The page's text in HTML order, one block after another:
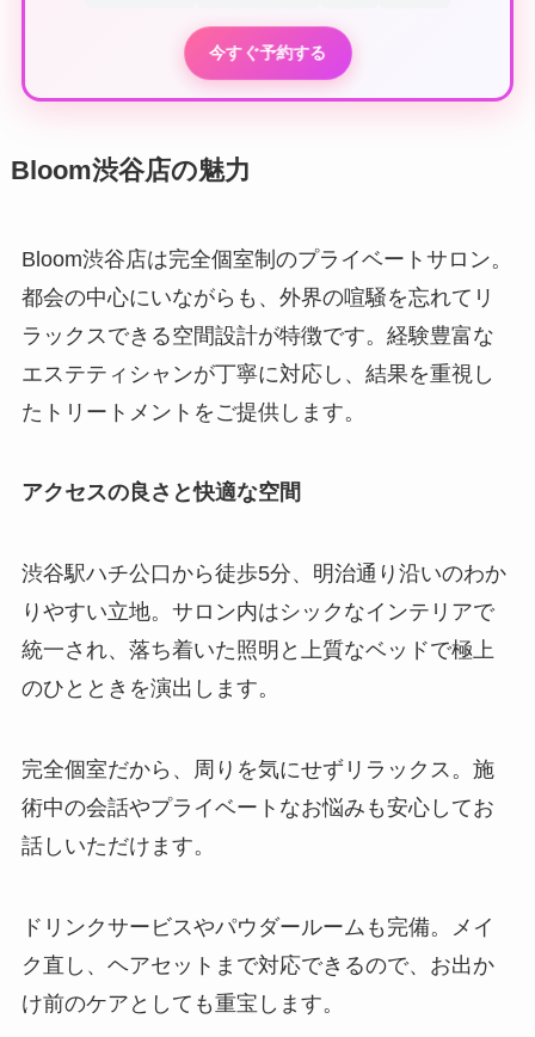
今すぐ予約する
Bloom渋谷店の魅力
Bloom渋谷店は完全個室制のプライベートサロン。
都会の中心にいながらも、外界の喧騒を忘れてリ
ラックスできる空間設計が特徴です。経験豊富な
エステティシャンが丁寧に対応し、結果を重視し
たトリートメントをご提供します。
アクセスの良さと快適な空間
渋谷駅ハチ公口から徒歩5分、明治通り沿いのわか
りやすい立地。サロン内はシックなインテリアで
統一され、落ち着いた照明と上質なベッドで極上
のひとときを演出します。
完全個室だから、周りを気にせずリラックス。施
術中の会話やプライベートなお悩みも安心してお
話しいただけます。
ドリンクサービスやパウダールームも完備。メイ
ク直し、ヘアセットまで対応できるので、お出か
け前のケアとしても重宝します。